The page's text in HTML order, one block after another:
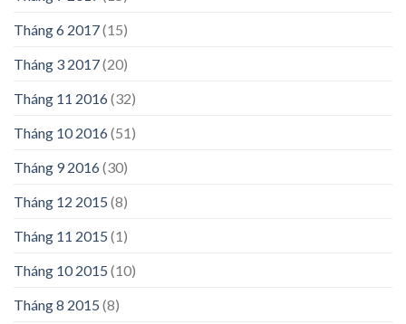
Tháng 6 2017(15)
Tháng 3 2017(20)
Tháng 11 2016(32)
Tháng 10 2016(51)
Tháng 9 2016(30)
Tháng 12 2015 (8)
Tháng 11 2015 (1)
Tháng 10 2015 (10)
Tháng 8 2015 (8)